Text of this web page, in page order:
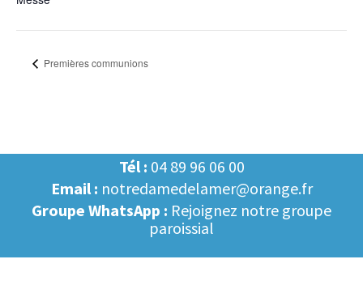
Premières communions
Tél : 04 89 96 06 00
Email : notredamedelamer@orange.fr
Groupe WhatsApp : Rejoignez notre groupe
paroissial